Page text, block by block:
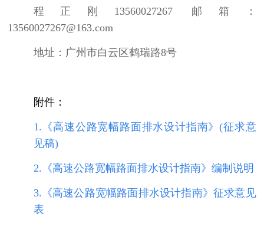
程正刚 13560027267 邮箱
：
13560027267@163.com
地址 ： 广州市白云区鹤瑞路8号
附件：
1.《高速公路宽幅路面排水设计指南》(征求意
见稿)
2.《高速公路宽幅路面排水设计指南》编制说明
3.《高速公路宽幅路面排水设计指南》征求意见
表